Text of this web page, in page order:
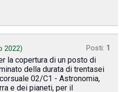
2022) Posti: 1
la copertura di un posto di
della durata di trentasei
02/C1 - Astronomia,
e dei pianeti, per il